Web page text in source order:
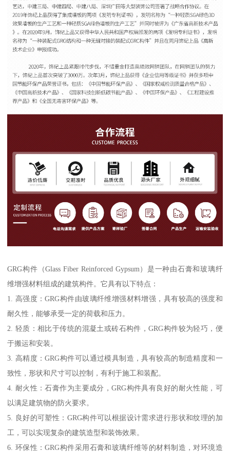
GRG构件（Glass Fiber Reinforced Gypsum）是一种由石膏和玻璃纤
维增强材料组成的建筑构件。它具有以下特点：
1. 高强度：GRG构件由玻璃纤维增强材料增强，具有较高的强度和
耐久性，能够承受一定的荷载和压力。
2. 轻质：相比于传统的混凝土或砖石构件，GRG构件较为轻巧，便
于搬运和安装。
3. 高精度：GRG构件可以通过模具制造，具有较高的制造精度和一
致性，形状和尺寸可以控制，有利于施工和装配。
4. 耐火性：石膏作为主要成分，GRG构件具有良好的耐火性能，可
以满足建筑物的防火要求。
5. 良好的可塑性：GRG构件可以根据设计需求进行形状和纹理的加
工，可以实现复杂的建筑造型和装饰效果。
6. 环保性：GRG构件采用石膏和玻璃纤维等的材料制造，对环境造